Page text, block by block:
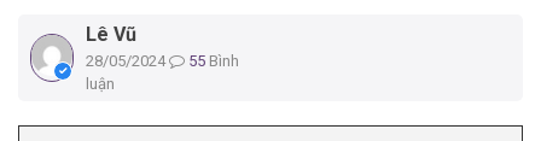
Lê Vũ
28/05/2024 55 Bình
luận